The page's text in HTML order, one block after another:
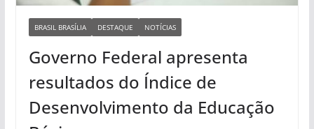
BRASIL BRASÍLIA DESTAQUE NOTÍCIAS
Governo Federal apresenta
resultados do Índice de
Desenvolvimento da Educação